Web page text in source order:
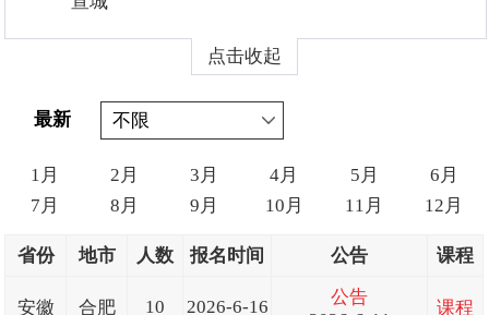
点击收起
最新
1月 2月 3月 4月 5月
6月
7月
8月 9月 10月 11月 12月
省份 地市 人数 报名时间 公告 课程
安徽 合肥 10 2026-6-16
公告
课程